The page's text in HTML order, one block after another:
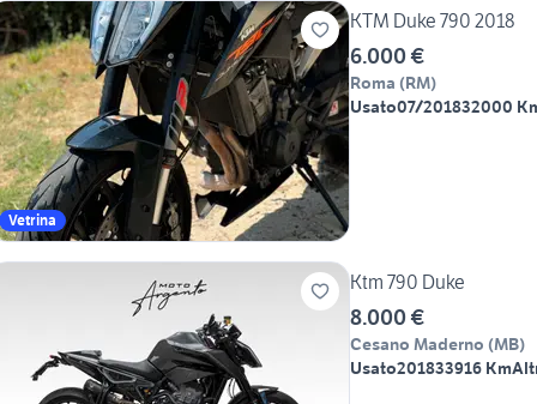
Vetrina
KTM Duke 790 2018
6.000 €
Roma (RM)
Usato07/201832000
Ktm 790 Duke
8.000 €
Cesano Maderno (MB)
Usato201833916 Km